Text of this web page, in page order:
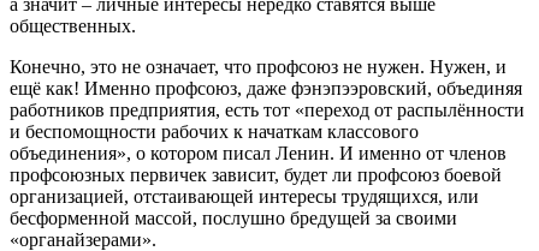
общественных.
Конечно, это не означает, что профсоюз не нужен. Нужен, и
ещё как! Именно профсоюз, даже фэнэпээровский, объединяя
работников предприятия, есть тот «переход от распылённости
и беспомощности рабочих к начаткам классового
объединения», о котором писал Ленин. И именно от членов
профсоюзных первичек зависит, будет ли профсоюз боевой
организацией, отстаивающей интересы трудящихся, или
бесформенной массой, послушно бредущей за своими
«органайзерами».